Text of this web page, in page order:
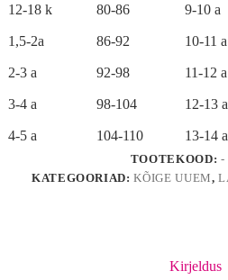
12-18 k 80-86 9-10 a
1,5-2a 86-92 10-11 a
2-3 a 92-98 11-12 a
3-4 a 98-104 12-13 a
4-5 a 104-110 13-14 a
TOOTEKOOD: -
KATEGOORIAD:KÕIGE UUEM,
Kirjeldus